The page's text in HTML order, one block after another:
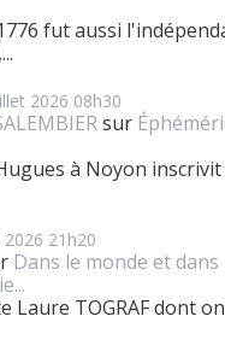
fut aussi
2026 08h30
sur
à Noyon
2026 21h20
Dans le monde et
Laure TOGRAF dont